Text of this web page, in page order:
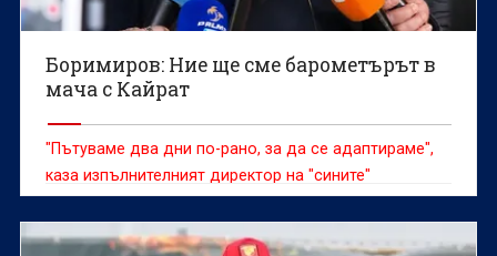
Боримиров: Ние ще сме барометърът в
мача с Кайрат
"Пътуваме два дни по-рано, за да се адаптираме",
каза изпълнителният директор на "сините"